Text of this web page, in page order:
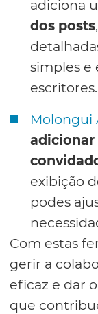
adiciona u
dos posts
simples e
escritores.
Molongui
adicionar
exibição
podes
Com estas
gerir a
eficaz e dar
que